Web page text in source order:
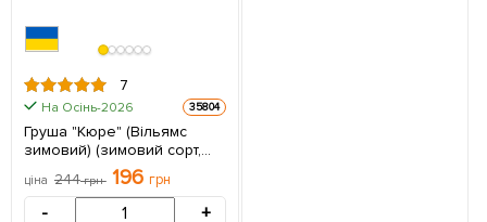
7
На Осінь-2026 35804
Груша "Кюре" (Вільямс
зимовий) (зимовий сорт,
пізній термін дозрівання) 1
саджанець в упаковці
ціна 244грн 196 грн
- +